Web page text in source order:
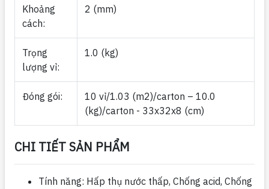
Khoảng
cách:
2 (mm)
Trọng
lượng vỉ:
1.0 (kg)
Đóng gói:
10 vỉ/1.03 (m2)/carton – 10.0
(kg)/carton - 33x32x8 (cm)
CHI TIẾT SẢN PHẨM
Tính năng: Hấp thụ nước thấp, Chống acid, Chống